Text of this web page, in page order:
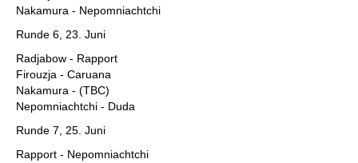
Nakamura - Nepomniachtchi
Runde 6, 23. Juni
Radjabow - Rapport
Firouzja - Caruana
Nakamura - (TBC)
Nepomniachtchi - Duda
Runde 7, 25. Juni
Rapport - Nepomniachtchi